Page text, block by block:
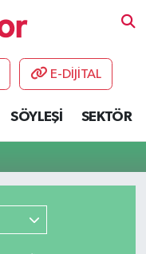
E-DİJİTAL
SÖYLEŞİ SEKTÖR